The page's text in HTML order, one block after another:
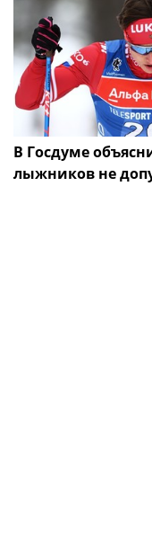
В Госдуме
лыжников не